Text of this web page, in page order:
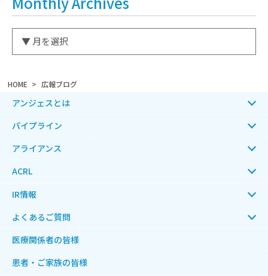
HOME 広報ブログ
アンジェスとは
パイプライン
アライアンス
ACRL
IR情報
よくあるご質問
医療関係者の皆様
患者・ご家族の皆様